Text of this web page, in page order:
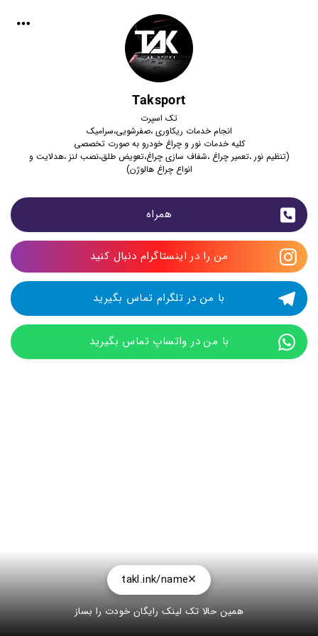
Taksport
تک اسپرت
انجام خدمات ریکاوری ،صفرشویی،سرامیک
کلیه خدمات نور و چراغ خودرو به صورت تخصصی
(تنظیم نور ،تعمیر چراغ ،شفاف سازی چراغ،تعویض طلق،نصب لنز ،هدلایت و
انواع چراغ هالوژن)
همراه
من را در اینستاگرام دنبال کنید
با من در تلگرام تماس بگیرید
با من در واتساپ تماس بگیرید
takl.ink/name
همین حالا تک لینک رایگان خودت را بساز